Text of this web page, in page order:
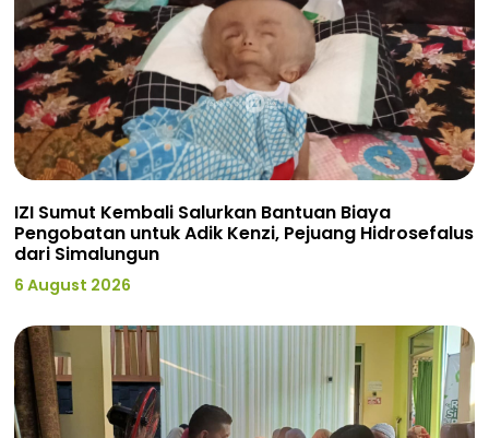
IZI Sumut Kembali Salurkan Bantuan Biaya
Pengobatan untuk Adik Kenzi, Pejuang Hidrosefalus
dari Simalungun
6 August 2026